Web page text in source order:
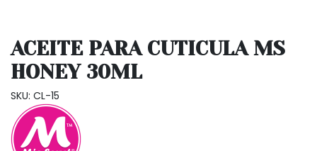
ACEITE PARA CUTICULA MS
HONEY 30ML
SKU: CL-15